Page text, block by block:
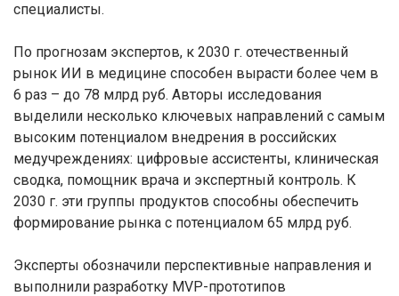
специалисты.
По прогнозам экспертов, к 2030 г. отечественный
рынок ИИ в медицине способен вырасти более чем в
6 раз – до 78 млрд руб. Авторы исследования
выделили несколько ключевых направлений с самым
высоким потенциалом внедрения в российских
медучреждениях: цифровые ассистенты, клиническая
сводка, помощник врача и экспертный контроль. К
2030 г. эти группы продуктов способны обеспечить
формирование рынка с потенциалом 65 млрд руб.
Эксперты обозначили перспективные направления и
выполнили разработку MVP-прототипов